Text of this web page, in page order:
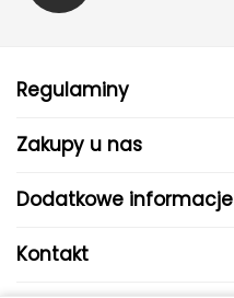
KILLTEC
KONG
Kari Traa
Karpos
Regulaminy
Zakupy u nas
Dodatkowe informacje
Kontakt